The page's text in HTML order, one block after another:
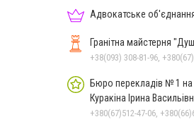
Адвокатське
Гранітна майстерня
Бюро перекладів № 1
Куракіна Ірина